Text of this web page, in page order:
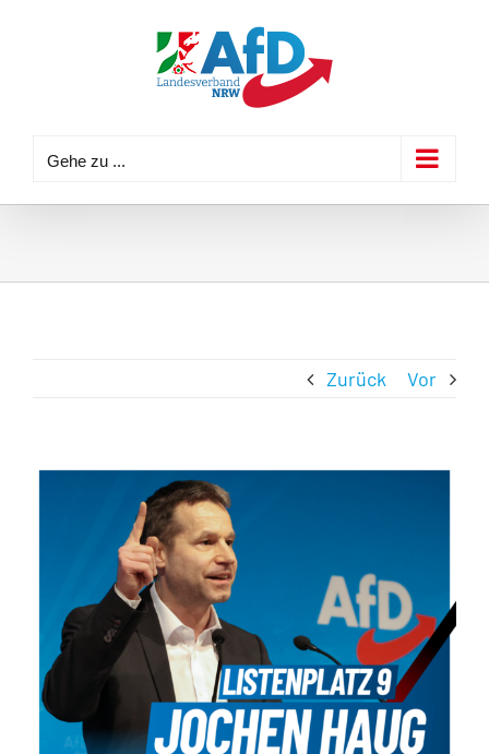
Gehe zu ...
Zurück Vor